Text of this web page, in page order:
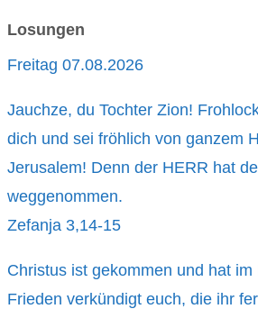
Losungen
Freitag 07.08.2026
Jauchze, du Tochter Zion!
dich und sei fröhlich von ganzem
Jerusalem! Denn der HERR hat
weggenommen.
Zefanja 3,14-15
Christus ist gekommen und hat im
Frieden verkündigt euch, die ihr